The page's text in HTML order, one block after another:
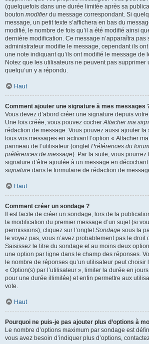
(quelquefois dans une durée limitée après sa
bouton modifierdu message correspondant. Si
message, un petit texte s’affichera en bas du
modifié, le nombre de fois qu’il a été modifié ainsi
dernière modification. Ce message n’apparaîtra pas
administrateur modifie le message, cependant ils
une note indiquant qu’ils ont modifié le message de
Notez que les utilisateurs ne peuvent pas supprimer
quelqu’un y a répondu.
Haut
Comment ajouter une signature à mes messages
Vous devez d’abord créer une signature depuis
Une fois créée, vous pouvez cocherAttacher ma
rédaction de message. Vous pouvez aussi ajouter la
tous vos messages en activant l’option « Attacher
panneau de l’utilisateur (ongletPréférences du
préférences de message). Par la suite, vous
signature d’être ajoutée à un message en
signature dans le formulaire de rédaction de
Haut
Comment créer un sondage ?
Il est facile de créer un sondage, lors de la
la modification du premier message d’un sujet (si
permissions), cliquez sur l’ongletSondage sous la
le voyez pas, vous n’avez probablement pas le
Saisissez le titre du sondage et au moins deux
une option par ligne dans le champ des réponses.
le nombre de réponses qu’un utilisateur peut choisir
« Option(s) par l’utilisateur », limiter la durée en
pour une durée illimitée) et enfin permettre aux
vote.
Haut
Pourquoi ne puis-je pas ajouter plus d’options à
Le nombre d’options maximum par sondage est
vous avez besoin d’indiquer plus d’options,